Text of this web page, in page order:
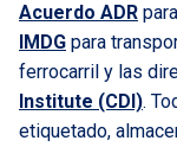
Acuerdo ADR
IMDG para
ferrocarril y las
Institute (CDI).
etiquetado,